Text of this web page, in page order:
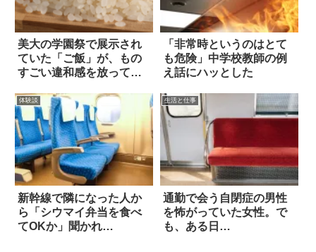
美大の学園祭で展示され
ていた「ご飯」が、もの
すごい違和感を放って
「非常時というのはとて
も危険」中学校教師の例
え話にハッとした
体験談
新幹線で隣になった人か
ら「シウマイ弁当を食べ
てOKか」聞かれ…
生活と仕事
通勤で会う自閉症の男性
を怖がっていた女性。で
も、ある日…